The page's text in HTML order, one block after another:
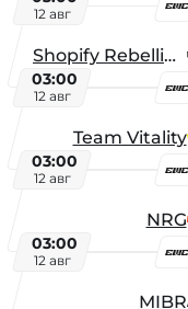
12 авг
Shopify Rebellion
03:00
12 авг
Team Vitality
03:00
12 авг
NRG
03:00
12 авг
MIBR